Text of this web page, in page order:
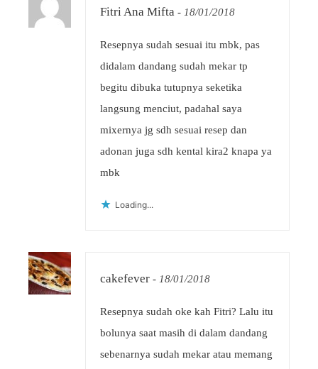
Fitri Ana Mifta - 18/01/2018
Resepnya sudah sesuai itu mbk, pas
didalam dandang sudah mekar tp
begitu dibuka tutupnya seketika
langsung menciut, padahal saya
mixernya jg sdh sesuai resep dan
adonan juga sdh kental kira2 knapa ya
mbk
Loading...
cakefever - 18/01/2018
Resepnya sudah oke kah Fitri? Lalu itu
bolunya saat masih di dalam dandang
sebenarnya sudah mekar atau memang